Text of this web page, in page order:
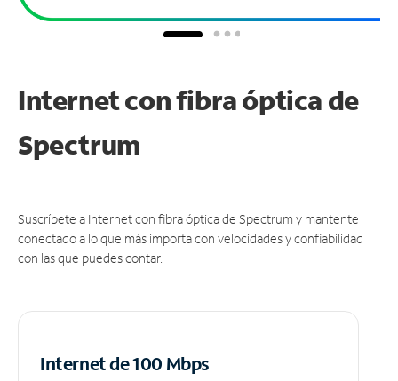
Internet con fibra óptica de
Spectrum
Suscríbete a Internet con fibra óptica de Spectrum y mantente
conectado a lo que más importa con velocidades y confiabilidad
con las que puedes contar.
Internet de 100 Mbps